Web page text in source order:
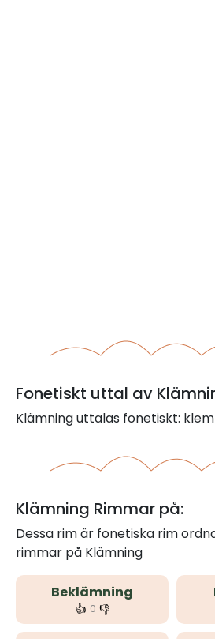
Fonetiskt uttal av
Klämning uttalas fonetiskt:
Klämning Rimmar på:
Dessa rim är fonetiska rim
rimmar på Klämning
Beklämning
👍 0 👎